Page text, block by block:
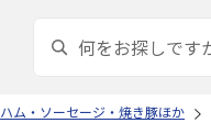
ハム・ソーセージ・焼き豚ほか